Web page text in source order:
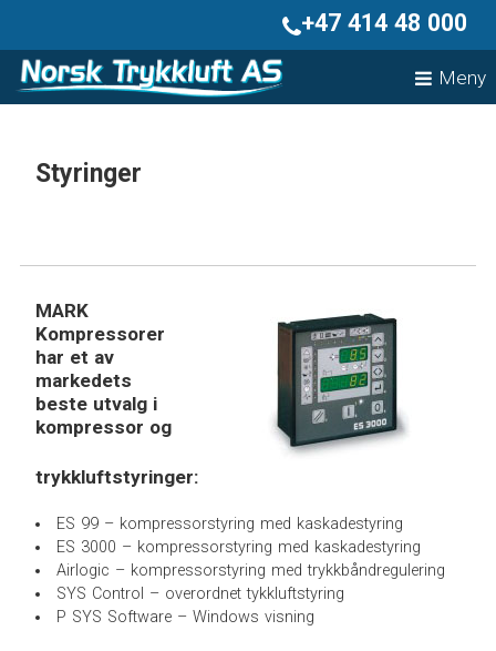
+47 414 48 000
Meny
MARK
TRYKKLUFT ETTERBEHANDLING
SKRUEKOMPRESSOR
STEMPELKOMPRESSORER
STYRINGER
TANK
OLJEFRI KOMPRESSOR
OM OSS
SERVICE
FORHANDLERE
KONTAKT
Styringer
MARK
Kompressorer
har et av
markedets
beste utvalg i
kompressor og
trykkluftstyringer:
ES 99 – kompressorstyring med kaskadestyring
ES 3000 – kompressorstyring med kaskadestyring
Airlogic – kompressorstyring med trykkbåndregulering
SYS Control – overordnet tykkluftstyring
P SYS Software – Windows visning